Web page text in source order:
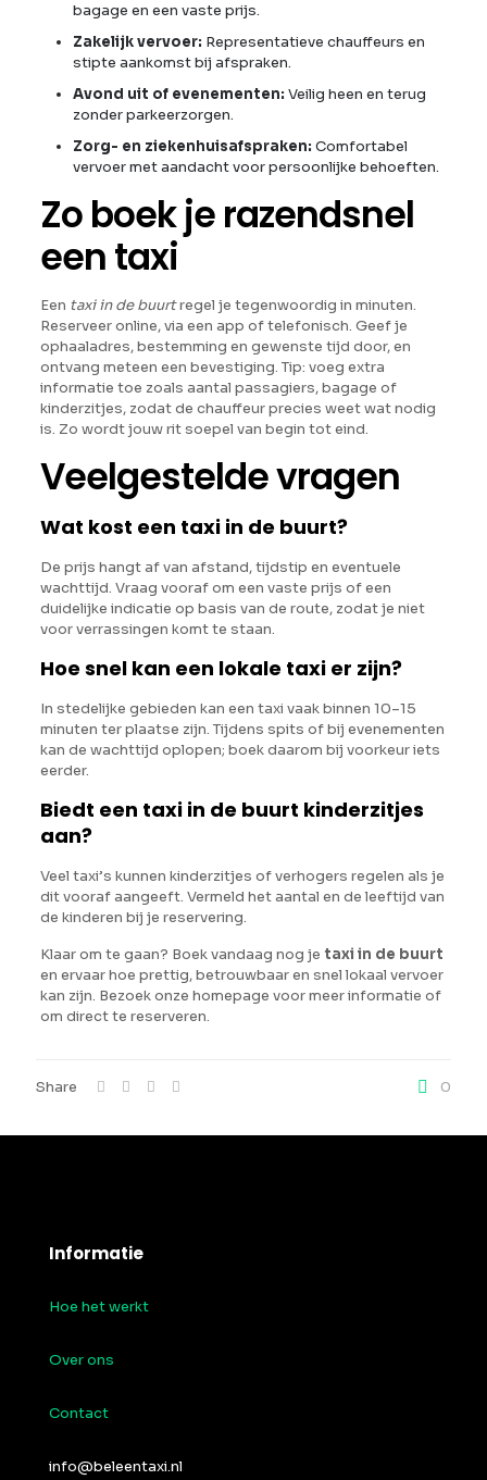
bagage en een vaste prijs.
Zakelijk vervoer: Representatieve chauffeurs en
stipte aankomst bij afspraken.
Avond uit of evenementen: Veilig heen en terug
zonder parkeerzorgen.
Zorg- en ziekenhuisafspraken: Comfortabel
vervoer met aandacht voor persoonlijke behoeften.
Zo boek je razendsnel
een taxi
Een taxi in de buurtregel je tegenwoordig in minuten.
Reserveer online, via een app of telefonisch. Geef je
ophaaladres, bestemming en gewenste tijd door, en
ontvang meteen een bevestiging. Tip: voeg extra
informatie toe zoals aantal passagiers, bagage of
kinderzitjes, zodat de chauffeur precies weet wat nodig
is. Zo wordt jouw rit soepel van begin tot eind.
Veelgestelde vragen
Wat kost een taxi in de buurt?
De prijs hangt af van afstand, tijdstip en eventuele
wachttijd. Vraag vooraf om een vaste prijs of een
duidelijke indicatie op basis van de route, zodat je niet
voor verrassingen komt te staan.
Hoe snel kan een lokale taxi er zijn?
In stedelijke gebieden kan een taxi vaak binnen 10–15
minuten ter plaatse zijn. Tijdens spits of bij evenementen
kan de wachttijd oplopen; boek daarom bij voorkeur iets
eerder.
Biedt een taxi in de buurt kinderzitjes
aan?
Veel taxi’s kunnen kinderzitjes of verhogers regelen als je
dit vooraf aangeeft. Vermeld het aantal en de leeftijd van
de kinderen bij je reservering.
Klaar om te gaan? Boek vandaag nog je taxi in de buurt
en ervaar hoe prettig, betrouwbaar en snel lokaal vervoer
kan zijn. Bezoek onze homepage voor meer informatie of
om direct te reserveren.
Share 0
Informatie
Hoe het werkt
Over ons
Contact
info@beleentaxi.nl